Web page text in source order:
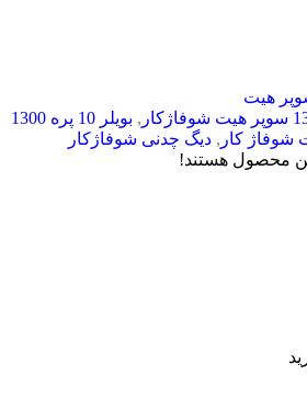
,
بویلر 10 پره 1300
شوفاژ کار , دیگ چدنی شوفاژکار
محصول هستند!